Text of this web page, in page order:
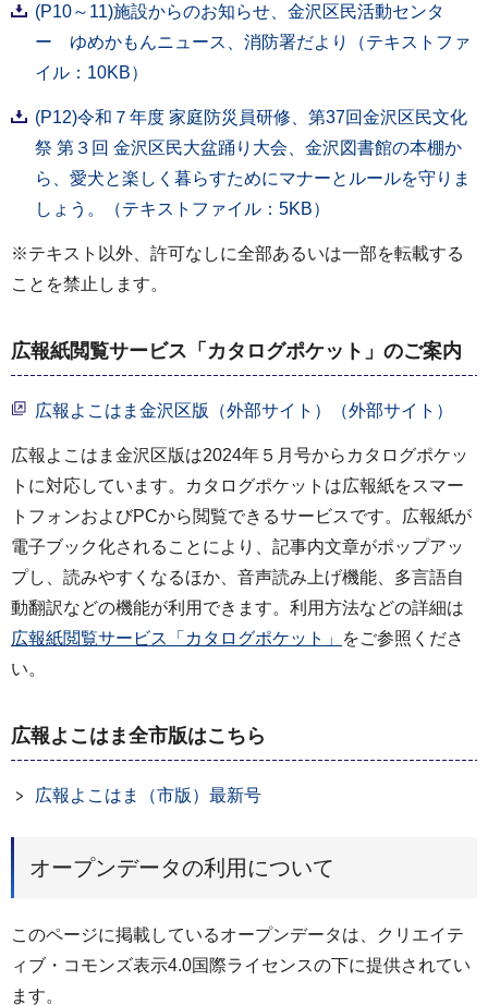
(P10～11)施設からのお知らせ、金沢区民活動センタ
ー ゆめかもんニュース、消防署だより（テキストファ
イル：10KB）
(P12)令和７年度 家庭防災員研修、第37回金沢区民文化
祭 第３回 金沢区民大盆踊り大会、金沢図書館の本棚か
ら、愛犬と楽しく暮らすためにマナーとルールを守りま
しょう。（テキストファイル：5KB）
※テキスト以外、許可なしに全部あるいは一部を転載する
ことを禁止します。
広報紙閲覧サービス「カタログポケット」のご案内
広報よこはま金沢区版（外部サイト）（外部サイト）
広報よこはま金沢区版は2024年５月号からカタログポケッ
トに対応しています。カタログポケットは広報紙をスマー
トフォンおよびPCから閲覧できるサービスです。広報紙が
電子ブック化されることにより、記事内文章がポップアッ
プし、読みやすくなるほか、音声読み上げ機能、多言語自
動翻訳などの機能が利用できます。利用方法などの詳細は
広報紙閲覧サービス「カタログポケット」
をご参照くださ
い。
広報よこはま全市版はこちら
広報よこはま（市版）最新号
オープンデータの利用について
このページに掲載しているオープンデータは、クリエイテ
ィブ・コモンズ表示4.0国際ライセンスの下に提供されてい
ます。